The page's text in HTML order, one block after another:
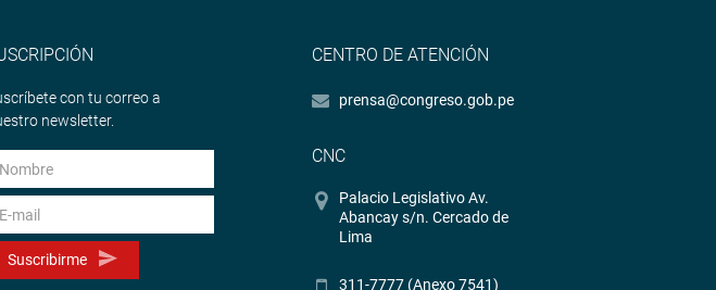
con tu correo a
newsletter.
Suscribirme
CENTRO DE ATENCIÓN
prensa@congreso.gob.pe
CNC
Palacio Legislativo Av.
Abancay s/n. Cercado de
Lima
311-7777 (Anexo 7541)